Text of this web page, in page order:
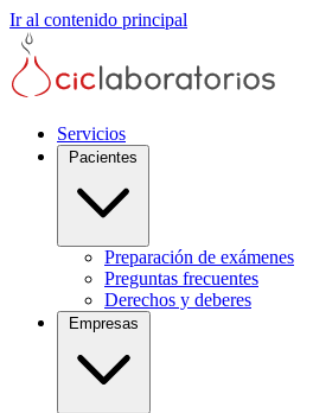
Ir al contenido principal
Servicios
Preparación de exámenes
Preguntas frecuentes
Derechos y deberes